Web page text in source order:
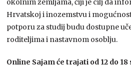
okolnim zemljama, čiji je cilj da
Hrvatskoj i inozemstvu i
potporu za studij budu dostupne
roditeljima i nastavnom osoblju.
Online Sajam će trajati od 12 do